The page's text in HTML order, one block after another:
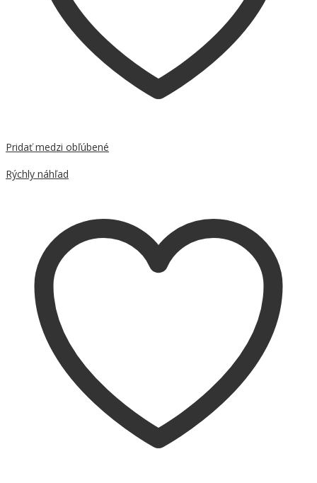
Pridať medzi obľúbené
Rýchly náhľad